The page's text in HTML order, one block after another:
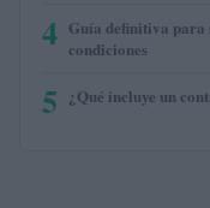
4 Guía definitiva
condiciones
5 ¿Qué incluye un